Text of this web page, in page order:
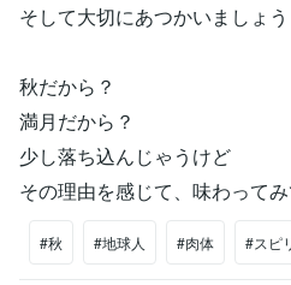
そして大切にあつかいましょう
秋だから？
満月だから？
少し落ち込んじゃうけど
その理由を感じて、味わって
#秋 #地球人 #肉体 #スピ